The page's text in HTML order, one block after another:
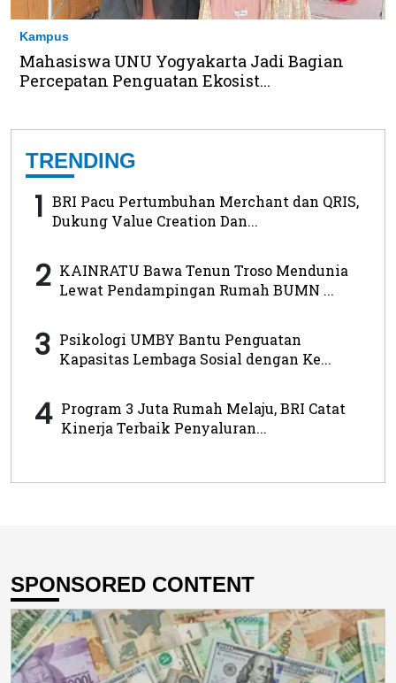
Kampus
Mahasiswa UNU Yogyakarta Jadi Bagian
Percepatan Penguatan Ekosist...
TRENDING
1 BRI Pacu Pertumbuhan Merchant dan QRIS,
Dukung Value Creation Dan...
2 KAINRATU Bawa Tenun Troso Mendunia
Lewat Pendampingan Rumah BUMN ...
3 Psikologi UMBY Bantu Penguatan
Kapasitas Lembaga Sosial dengan Ke...
4 Program 3 Juta Rumah Melaju, BRI Catat
Kinerja Terbaik Penyaluran...
SPONSORED CONTENT